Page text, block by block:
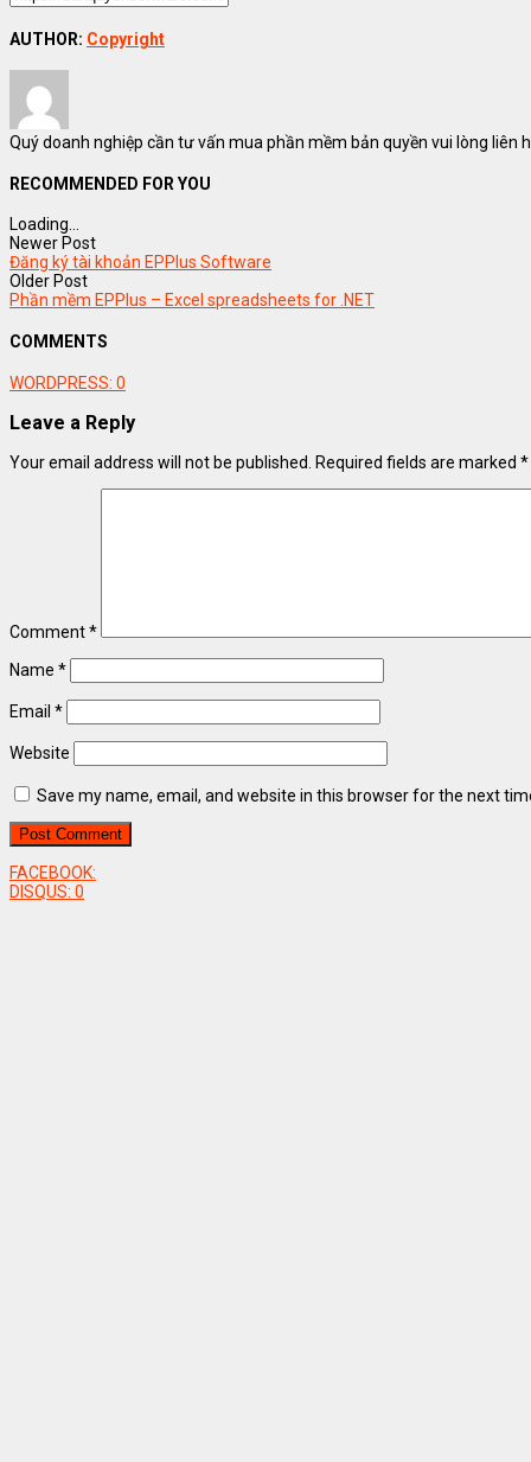
AUTHOR: Copyright
Quý doanh nghiệp cần tư vấn mua phần mềm bản quyền vui lòng liên
RECOMMENDED FOR YOU
Loading...
Newer Post
Đăng ký tài khoản EPPlus Software
Older Post
Phần mềm EPPlus – Excel spreadsheets for .NET
COMMENTS
WORDPRESS: 0
Leave a Reply
Your email address will not be published. Required fields are marked *
Comment*
Name *
Email *
Website
Save my name, email, and website in this browser for the next
FACEBOOK:
DISQUS: 0